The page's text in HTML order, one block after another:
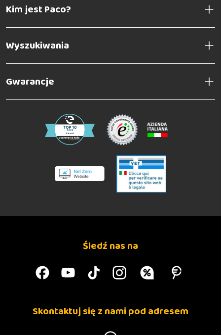
Kim jest Paco?
Wyszukiwania
Gwarancje
Śledź nas na
Skontaktuj się z nami pod adresem